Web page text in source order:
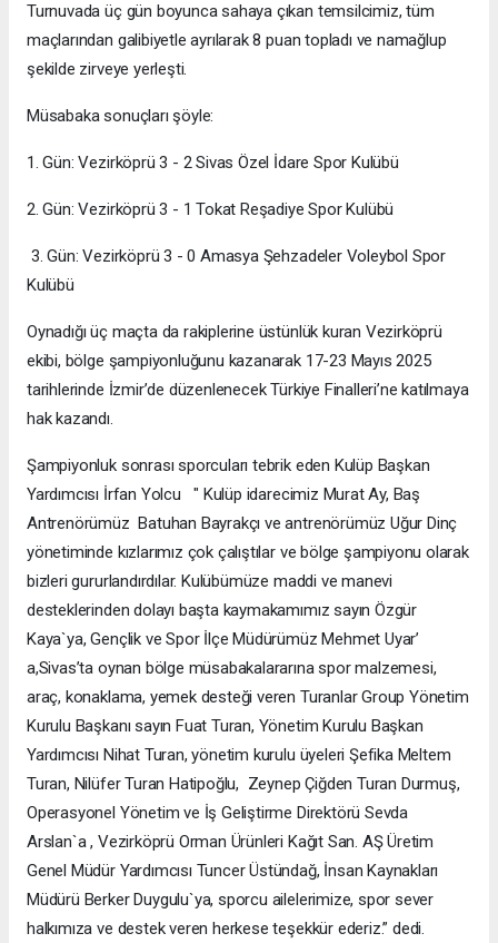
Turnuvada üç gün boyunca sahaya çıkan temsilcimiz, tüm
maçlarından galibiyetle ayrılarak 8 puan topladı ve namağlup
şekilde zirveye yerleşti.
Müsabaka sonuçları şöyle:
1. Gün: Vezirköprü 3 - 2 Sivas Özel İdare Spor Kulübü
2. Gün: Vezirköprü 3 - 1 Tokat Reşadiye Spor Kulübü
3. Gün: Vezirköprü 3 - 0 Amasya Şehzadeler Voleybol Spor
Kulübü
Oynadığı üç maçta da rakiplerine üstünlük kuran Vezirköprü
ekibi, bölge şampiyonluğunu kazanarak 17-23 Mayıs 2025
tarihlerinde İzmir’de düzenlenecek Türkiye Finalleri’ne katılmaya
hak kazandı.
Şampiyonluk sonrası sporcuları tebrik eden Kulüp Başkan
Yardımcısı İrfan Yolcu " Kulüp idarecimiz Murat Ay, Baş
Antrenörümüz Batuhan Bayrakçı ve antrenörümüz Uğur Dinç
yönetiminde kızlarımız çok çalıştılar ve bölge şampiyonu olarak
bizleri gururlandırdılar. Kulübümüze maddi ve manevi
desteklerinden dolayı başta kaymakamımız sayın Özgür
Kaya`ya, Gençlik ve Spor İlçe Müdürümüz Mehmet Uyar’
a,Sivas’ta oynan bölge müsabakalararına spor malzemesi,
araç, konaklama, yemek desteği veren Turanlar Group Yönetim
Kurulu Başkanı sayın Fuat Turan, Yönetim Kurulu Başkan
Yardımcısı Nihat Turan, yönetim kurulu üyeleri Şefika Meltem
Turan, Nilüfer Turan Hatipoğlu, Zeynep Çiğden Turan Durmuş,
Operasyonel Yönetim ve İş Geliştirme Direktörü Sevda
Arslan`a , Vezirköprü Orman Ürünleri Kağıt San. AŞ Üretim
Genel Müdür Yardımcısı Tuncer Üstündağ, İnsan Kaynakları
Müdürü Berker Duygulu`ya, sporcu ailelerimize, spor sever
halkımıza ve destek veren herkese teşekkür ederiz.” dedi.